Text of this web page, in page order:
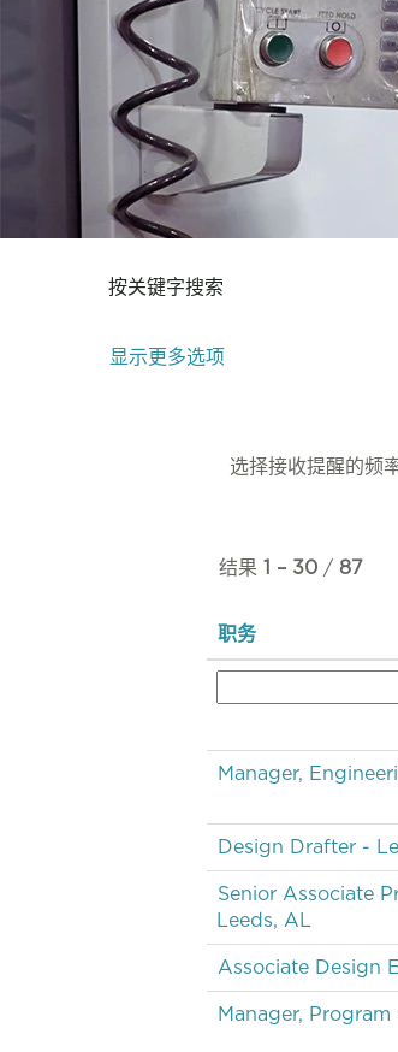
按关键字搜索
显示更多选项
选择接收提醒的频
结果 1 – 30 / 87
职务
Manager,
Design Drafter -
Senior Associate
Leeds, AL
Associate Design
Manager, Program